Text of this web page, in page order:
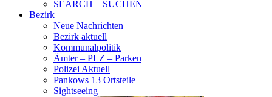
SEARCH – SUCHEN
Bezirk
Neue Nachrichten
Bezirk aktuell
Kommunalpolitik
Ämter – PLZ – Parken
Polizei Aktuell
Pankows 13 Ortsteile
Sightseeing